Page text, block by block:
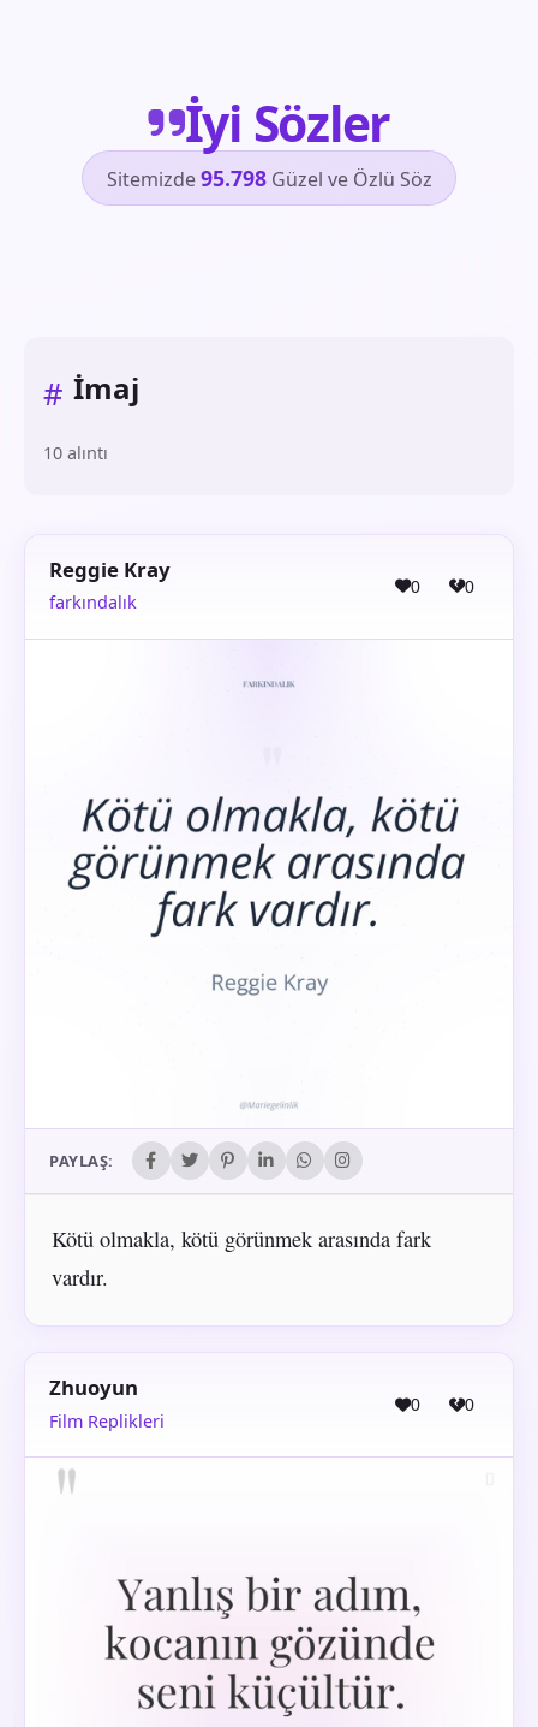
İyi Sözler
Sitemizde95.798Güzel ve Özlü Söz
# İmaj
10 alıntı
Reggie Kray
farkındalık
0 0
PAYLAŞ:
Kötü olmakla, kötü görünmek arasında fark
vardır.
Zhuoyun
Film Replikleri
0 0